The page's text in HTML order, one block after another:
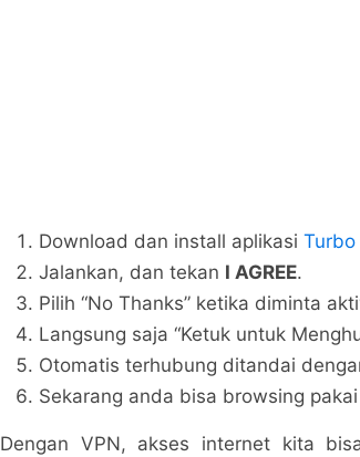
Download dan install aplikasi Turbo
Jalankan, dan tekan I AGREE.
Pilih “No Thanks” ketika diminta
Langsung saja “Ketuk untuk
Otomatis terhubung ditandai
Sekarang anda bisa browsing
Dengan VPN, akses internet kita